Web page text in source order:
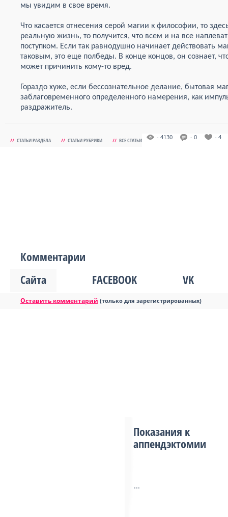
мы увидим в свое время.
Что касается отнесения серой магии к философии, то
реальную жизнь, то получится, что всем и на все
поступком. Если так равнодушно начинает действовать
таковым, это еще полбеды. В конце концов, он сознает,
может причинить кому-то вред.
Гораздо хуже, если бессознательное делание, бытовая
заблаговременного определенного намерения, как
раздражитель.
// СТАТЬИ РАЗДЕЛА // СТАТЬИ РУБРИКИ // ВСЕ СТАТЬИ - 4130 - 0 - 4
Комментарии
Сайта
FACEBOOK VK
Оставить комментарий (только для зарегистрированных)
Показания к
аппендэктомии
...